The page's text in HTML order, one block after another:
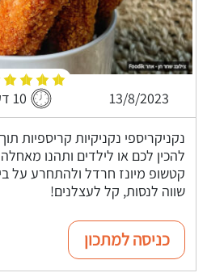
13/8/2023 10 דקות
להכין לכם או לילדים ותהנו
קטשופ מיונז חרדל ולהתחרע על
שווה לנסות, קל לעצלנים!
כניסה למתכון